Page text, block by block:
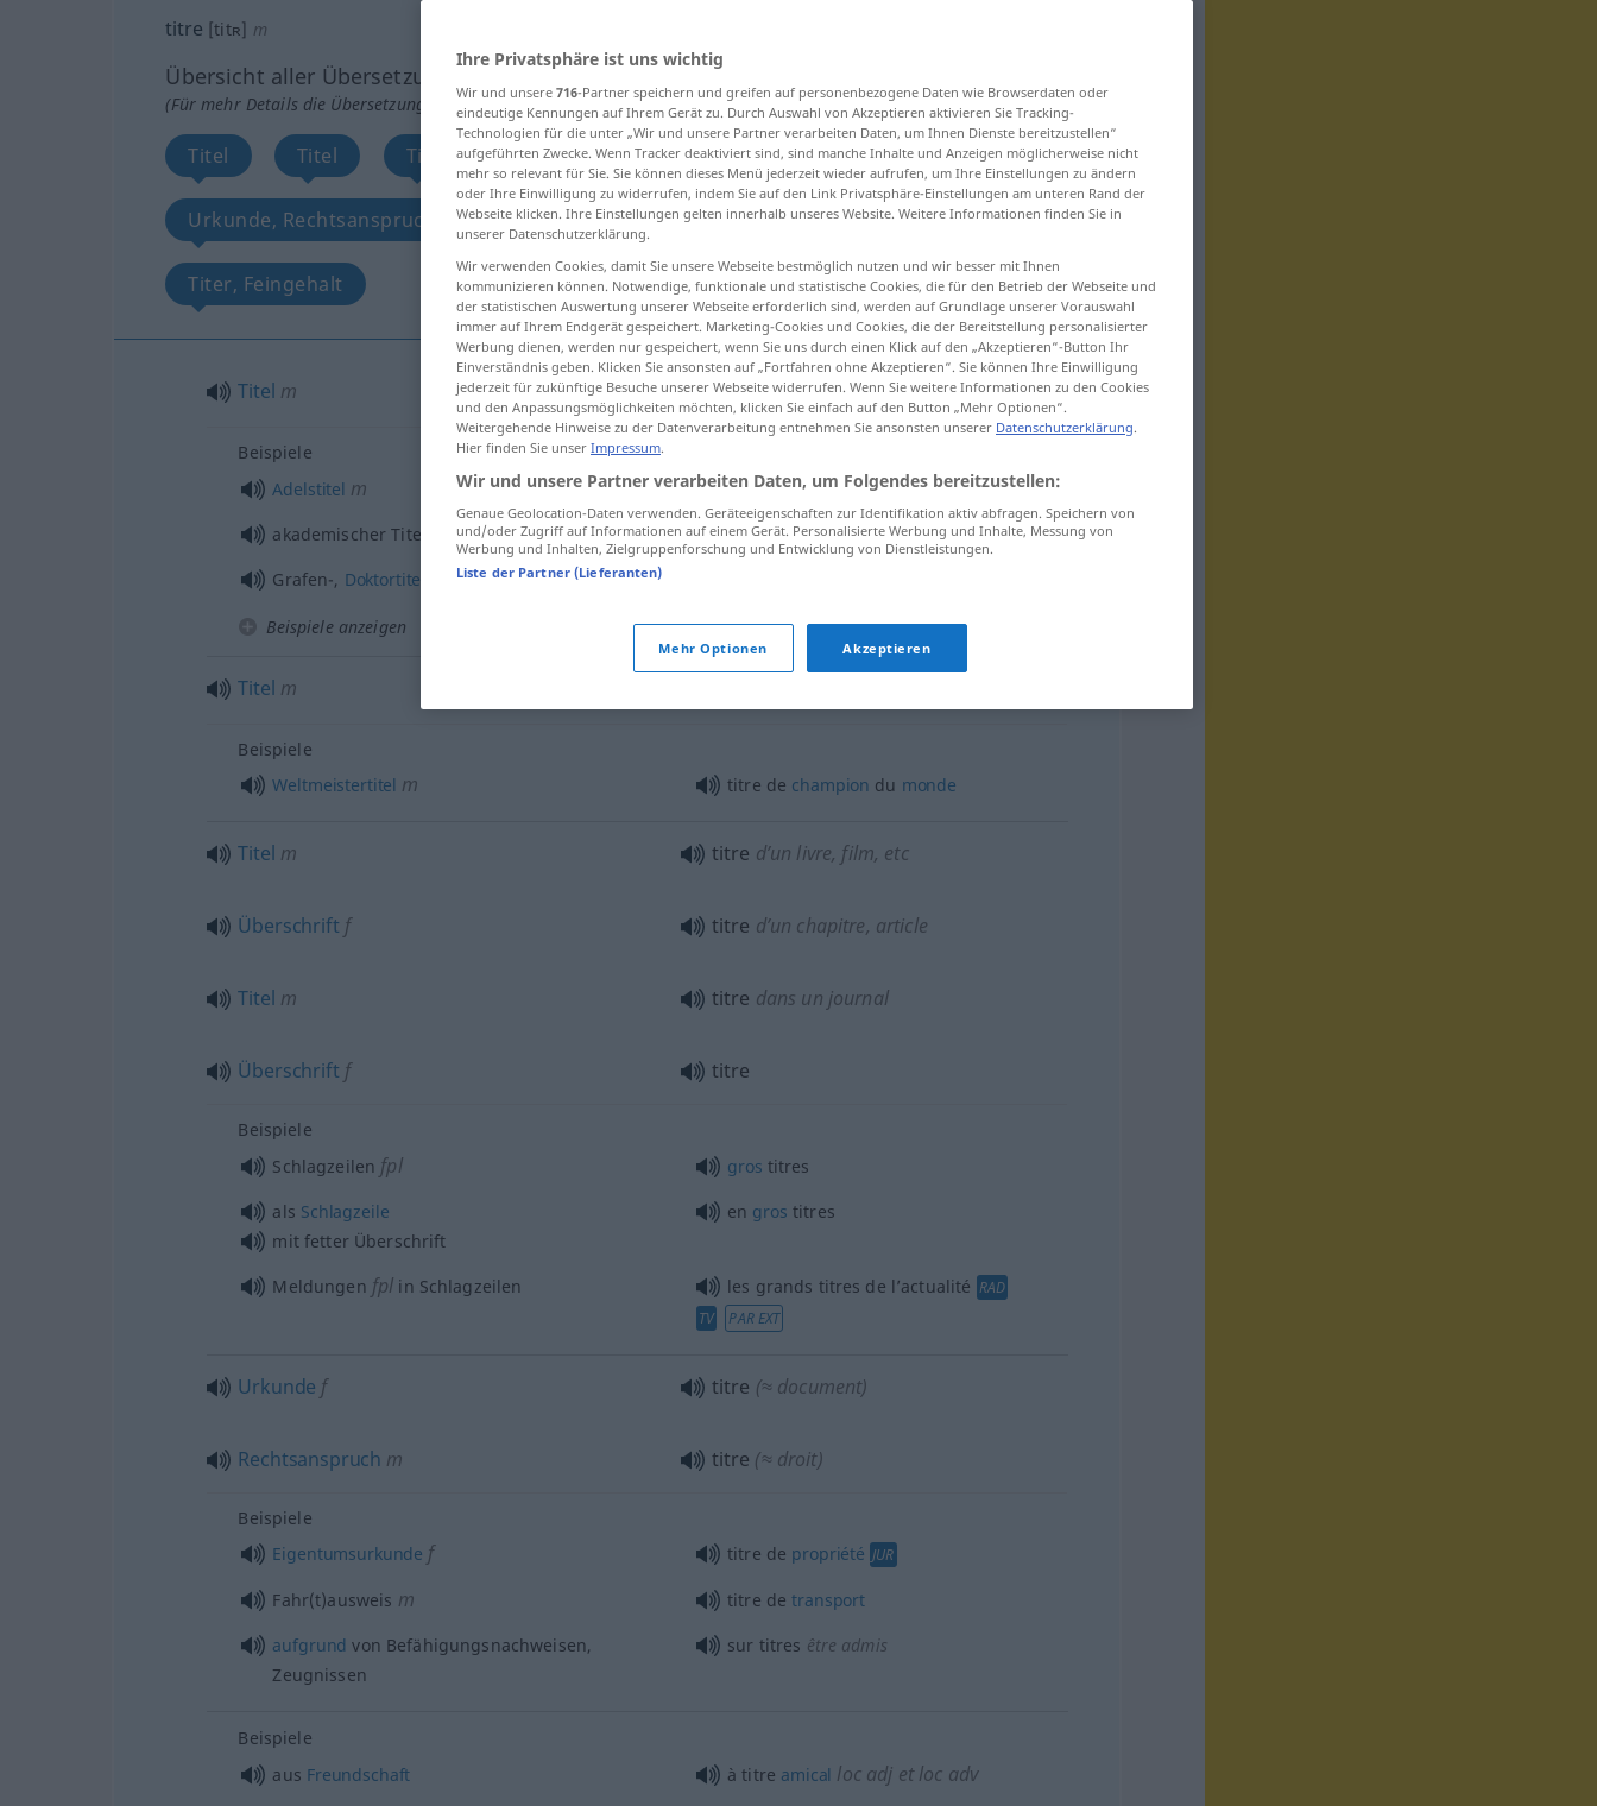
titre [titʀ] m
Übersicht aller Übersetzungen
(Für mehr Details die Übersetzung anklicken/antippen)
Titel Titel Titel, Überschrift, Titel, Überschrift
Urkunde, Rechtsanspruch Wertpapier Abschnitt, Titel
Titer, Feingehalt
Titel m titre(≈ dignité)a. SPORT
Beispiele
Adelstitel m titrenobiliaire
akademischer Titel
titreuniversitaire
Grafen-, Doktortitel
Beispiele anzeigen
Titel m
Beispiele
Weltmeistertitel m titre de champion du monde
Titel m titre d’un livre, film, etc
Überschrift f titre d’un chapitre, article
Titel m titre dans un journal
Überschrift f titre
Beispiele
Schlagzeilen fpl gros titres
als Schlagzeile
mit fetter Überschrift
en gros titres
Meldungen fpl in Schlagzeilen les grands titres de l’actualité RAD
TV
PAR EXT
Urkunde f titre (≈ document)
Rechtsanspruch m titre (≈ droit)
Beispiele
Eigentumsurkunde f titre de propriété JUR
Fahr(t)ausweis m titre detransport
aufgrund von Befähigungsnachweisen,
Zeugnissen
sur titres être admis
Beispiele
aus Freundschaft à titre amical locadj etloc adv
Ihre Privatsphäre ist uns wichtig
Wir und unsere 716-Partner speichern und greifen auf personenbezogene Daten wie Browserdaten oder
eindeutige Kennungen auf Ihrem Gerät zu. Durch Auswahl von Akzeptieren aktivieren Sie Tracking-
Technologien für die unter „Wir und unsere Partner verarbeiten Daten, um Ihnen Dienste bereitzustellen“
aufgeführten Zwecke. Wenn Tracker deaktiviert sind, sind manche Inhalte und Anzeigen möglicherweise nicht
mehr so relevant für Sie. Sie können dieses Menü jederzeit wieder aufrufen, um Ihre Einstellungen zu ändern
oder Ihre Einwilligung zu widerrufen, indem Sie auf den Link Privatsphäre-Einstellungen am unteren Rand der
Webseite klicken. Ihre Einstellungen gelten innerhalb unseres Website. Weitere Informationen finden Sie in
unserer Datenschutzerklärung.
Wir verwenden Cookies, damit Sie unsere Webseite bestmöglich nutzen und wir besser mit Ihnen
kommunizieren können. Notwendige, funktionale und statistische Cookies, die für den Betrieb der Webseite und
der statistischen Auswertung unserer Webseite erforderlich sind, werden auf Grundlage unserer Vorauswahl
immer auf Ihrem Endgerät gespeichert. Marketing-Cookies und Cookies, die der Bereitstellung personalisierter
Werbung dienen, werden nur gespeichert, wenn Sie uns durch einen Klick auf den „Akzeptieren“-Button Ihr
Einverständnis geben. Klicken Sie ansonsten auf „Fortfahren ohne Akzeptieren“. Sie können Ihre Einwilligung
jederzeit für zukünftige Besuche unserer Webseite widerrufen. Wenn Sie weitere Informationen zu den Cookies
und den Anpassungsmöglichkeiten möchten, klicken Sie einfach auf den Button „Mehr Optionen“.
Weitergehende Hinweise zu der Datenverarbeitung entnehmen Sie ansonsten unserer Datenschutzerklärung.
Hier finden Sie unser Impressum.
Wir und unsere Partner verarbeiten Daten, um Folgendes bereitzustellen:
Genaue Geolocation-Daten verwenden. Geräteeigenschaften zur Identifikation aktiv abfragen. Speichern von
und/oder Zugriff auf Informationen auf einem Gerät. Personalisierte Werbung und Inhalte, Messung von
Werbung und Inhalten, Zielgruppenforschung und Entwicklung von Dienstleistungen.
Liste der Partner (Lieferanten)
Mehr Optionen Akzeptieren